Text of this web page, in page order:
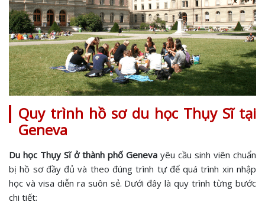
Quy trình hồ sơ du học Thụy Sĩ tại
Geneva
Du học Thụy Sĩ ở thành phố Geneva yêu cầu sinh viên chuẩn
bị hồ sơ đầy đủ và theo đúng trình tự để quá trình xin nhập
học và visa diễn ra suôn sẻ. Dưới đây là quy trình từng bước
chi tiết: